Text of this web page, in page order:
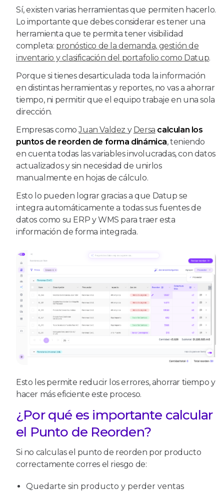
Sí, existen varias herramientas que permiten hacerlo.
Lo importante que debes considerar es tener una
herramienta que te permita tener visibilidad
completa: pronóstico de la demanda, gestión de
inventario y clasificación del portafolio como Datup.
Porque si tienes desarticulada toda la información
en distintas herramientas y reportes, no vas a ahorrar
tiempo, ni permitir que el equipo trabaje en una sola
dirección.
Empresas comoJuan Valdez y Dersa calculan los
puntos de reorden de forma dinámica, teniendo
en cuenta todas las variables involucradas, con datos
actualizados y sin necesidad de unirlos
manualmente en hojas de cálculo.
Esto lo pueden lograr gracias a que Datup se
integra automáticamente a todas sus fuentes de
datos como su ERP y WMS para traer esta
información de forma integrada.
Esto les permite reducir los errores, ahorrar tiempo y
hacer más eficiente este proceso.
¿Por qué es importante calcular
el Punto de Reorden?
Si no calculas el punto de reorden por producto
correctamente corres el riesgo de:
Quedarte sin producto y perder ventas